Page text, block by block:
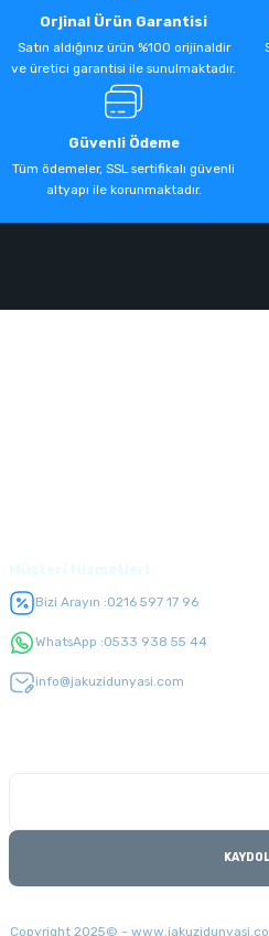
Orjinal Ürün Garantisi
Satın aldığınız ürün %100 orijinaldir
ve üretici garantisi ile sunulmaktadır.
Güvenli Ödeme
Tüm ödemeler, SSL sertifikalı güvenli
altyapı ile korunmaktadır.
Bizi Arayın :0216 597 17 96
WhatsApp :0533 938 55 44
info@jakuzidunyasi.com
KAYDOL
Copyright 2025© -